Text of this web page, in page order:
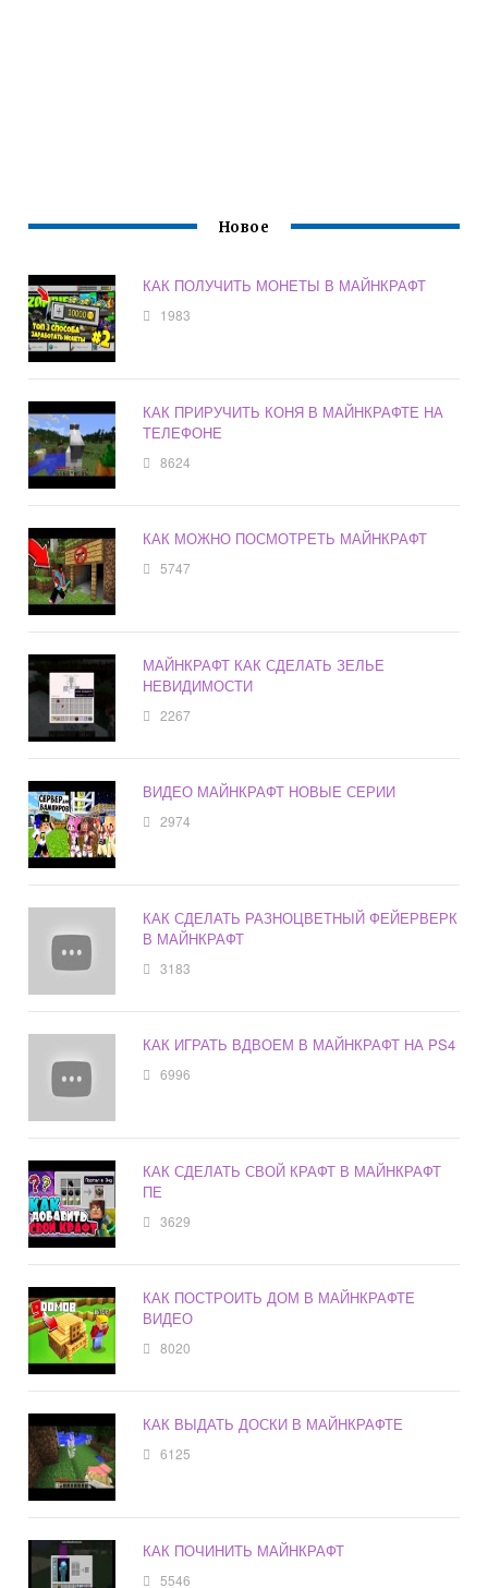
Новое
КАК ПОЛУЧИТЬ МОНЕТЫ В МАЙНКРАФТ
1983
КАК ПРИРУЧИТЬ КОНЯ В МАЙНКРАФТЕ НА
ТЕЛЕФОНЕ
8624
КАК МОЖНО ПОСМОТРЕТЬ МАЙНКРАФТ
5747
МАЙНКРАФТ КАК СДЕЛАТЬ ЗЕЛЬЕ
НЕВИДИМОСТИ
2267
ВИДЕО МАЙНКРАФТ НОВЫЕ СЕРИИ
2974
КАК СДЕЛАТЬ РАЗНОЦВЕТНЫЙ ФЕЙЕРВЕРК
В МАЙНКРАФТ
3183
КАК ИГРАТЬ ВДВОЕМ В МАЙНКРАФТ НА PS4
6996
КАК СДЕЛАТЬ СВОЙ КРАФТ В МАЙНКРАФТ
ПЕ
3629
КАК ПОСТРОИТЬ ДОМ В МАЙНКРАФТЕ
ВИДЕО
8020
КАК ВЫДАТЬ ДОСКИ В МАЙНКРАФТЕ
6125
КАК ПОЧИНИТЬ МАЙНКРАФТ
5546